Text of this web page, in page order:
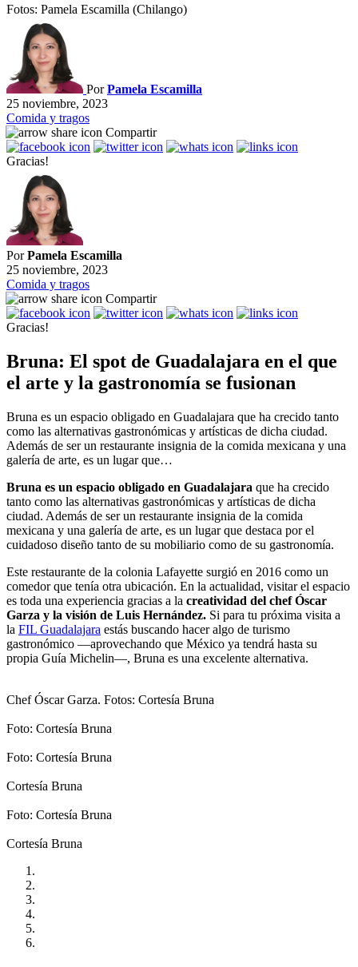
Fotos: Pamela Escamilla (Chilango)
PorPamela Escamilla
25 noviembre, 2023
Comida y tragos
Compartir
Gracias!
PorPamela Escamilla
25 noviembre, 2023
Comida y tragos
Compartir
Gracias!
Bruna: El spot de Guadalajara en el que
el arte y la gastronomía se fusionan
Bruna es un espacio obligado en Guadalajara que ha crecido tanto
como las alternativas gastronómicas y artísticas de dicha ciudad.
Además de ser un restaurante insignia de la comida mexicana y una
galería de arte, es un lugar que…
Bruna es un espacio obligado en Guadalajara que ha crecido
tanto como las alternativas gastronómicas y artísticas de dicha
ciudad. Además de ser un restaurante insignia de la comida
mexicana y una galería de arte, es un lugar que destaca por el
cuidadoso diseño tanto de su mobiliario como de su gastronomía.
Este restaurante de la colonia Lafayette surgió en 2016 como un
comedor que tenía otra ubicación. En la actualidad, visitar el espacio
es toda una experiencia gracias a la creatividad del chef Óscar
Garza y la visión de Luis Hernández. Si para tu próxima visita a
la FIL Guadalajara estás buscando hacer algo de turismo
gastronómico —aprovechando que México ya tendrá hasta su
propia Guía Michelin—, Bruna es una excelente alternativa.
Chef Óscar Garza. Fotos: Cortesía Bruna
Foto: Cortesía Bruna
Foto: Cortesía Bruna
Cortesía Bruna
Foto: Cortesía Bruna
Cortesía Bruna